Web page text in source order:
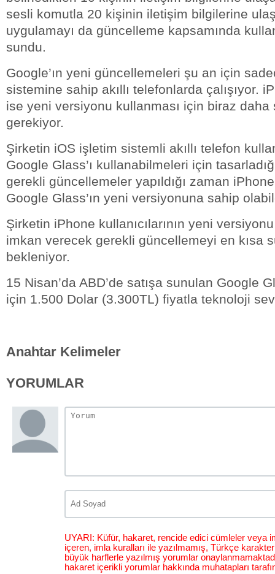
sesli komutla 20 kişinin iletişim bilgilerine
uygulamayı da güncelleme kapsamında
sundu.
Google’ın yeni güncellemeleri şu an için
sistemine sahip akıllı telefonlarda çalışıyor.
ise yeni versiyonu kullanması için biraz daha
gerekiyor.
Şirketin iOS işletim sistemli akıllı telefon
Google Glass’ı kullanabilmeleri için
gerekli güncellemeler yapıldığı zaman iPhone
Google Glass’ın yeni versiyonuna sahip
Şirketin iPhone kullanıcılarının yeni
imkan verecek gerekli güncellemeyi en kısa
bekleniyor.
15 Nisan’da ABD’de satışa sunulan Google
için 1.500 Dolar (3.300TL) fiyatla teknoloji
Anahtar Kelimeler
YORUMLAR
UYARI: Küfür, hakaret, rencide edici cümleler veya
içeren, imla kuralları ile yazılmamış, Türkçe
büyük harflerle yazılmış yorumlar
hakaret içerikli yorumlar hakkında muhatapları